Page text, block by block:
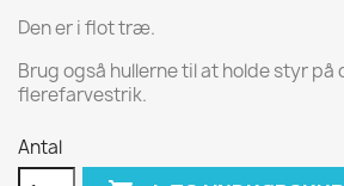
Den er i flot træ.
Brug også hullerne til at holde styr på
flerefarvestrik.
Antal